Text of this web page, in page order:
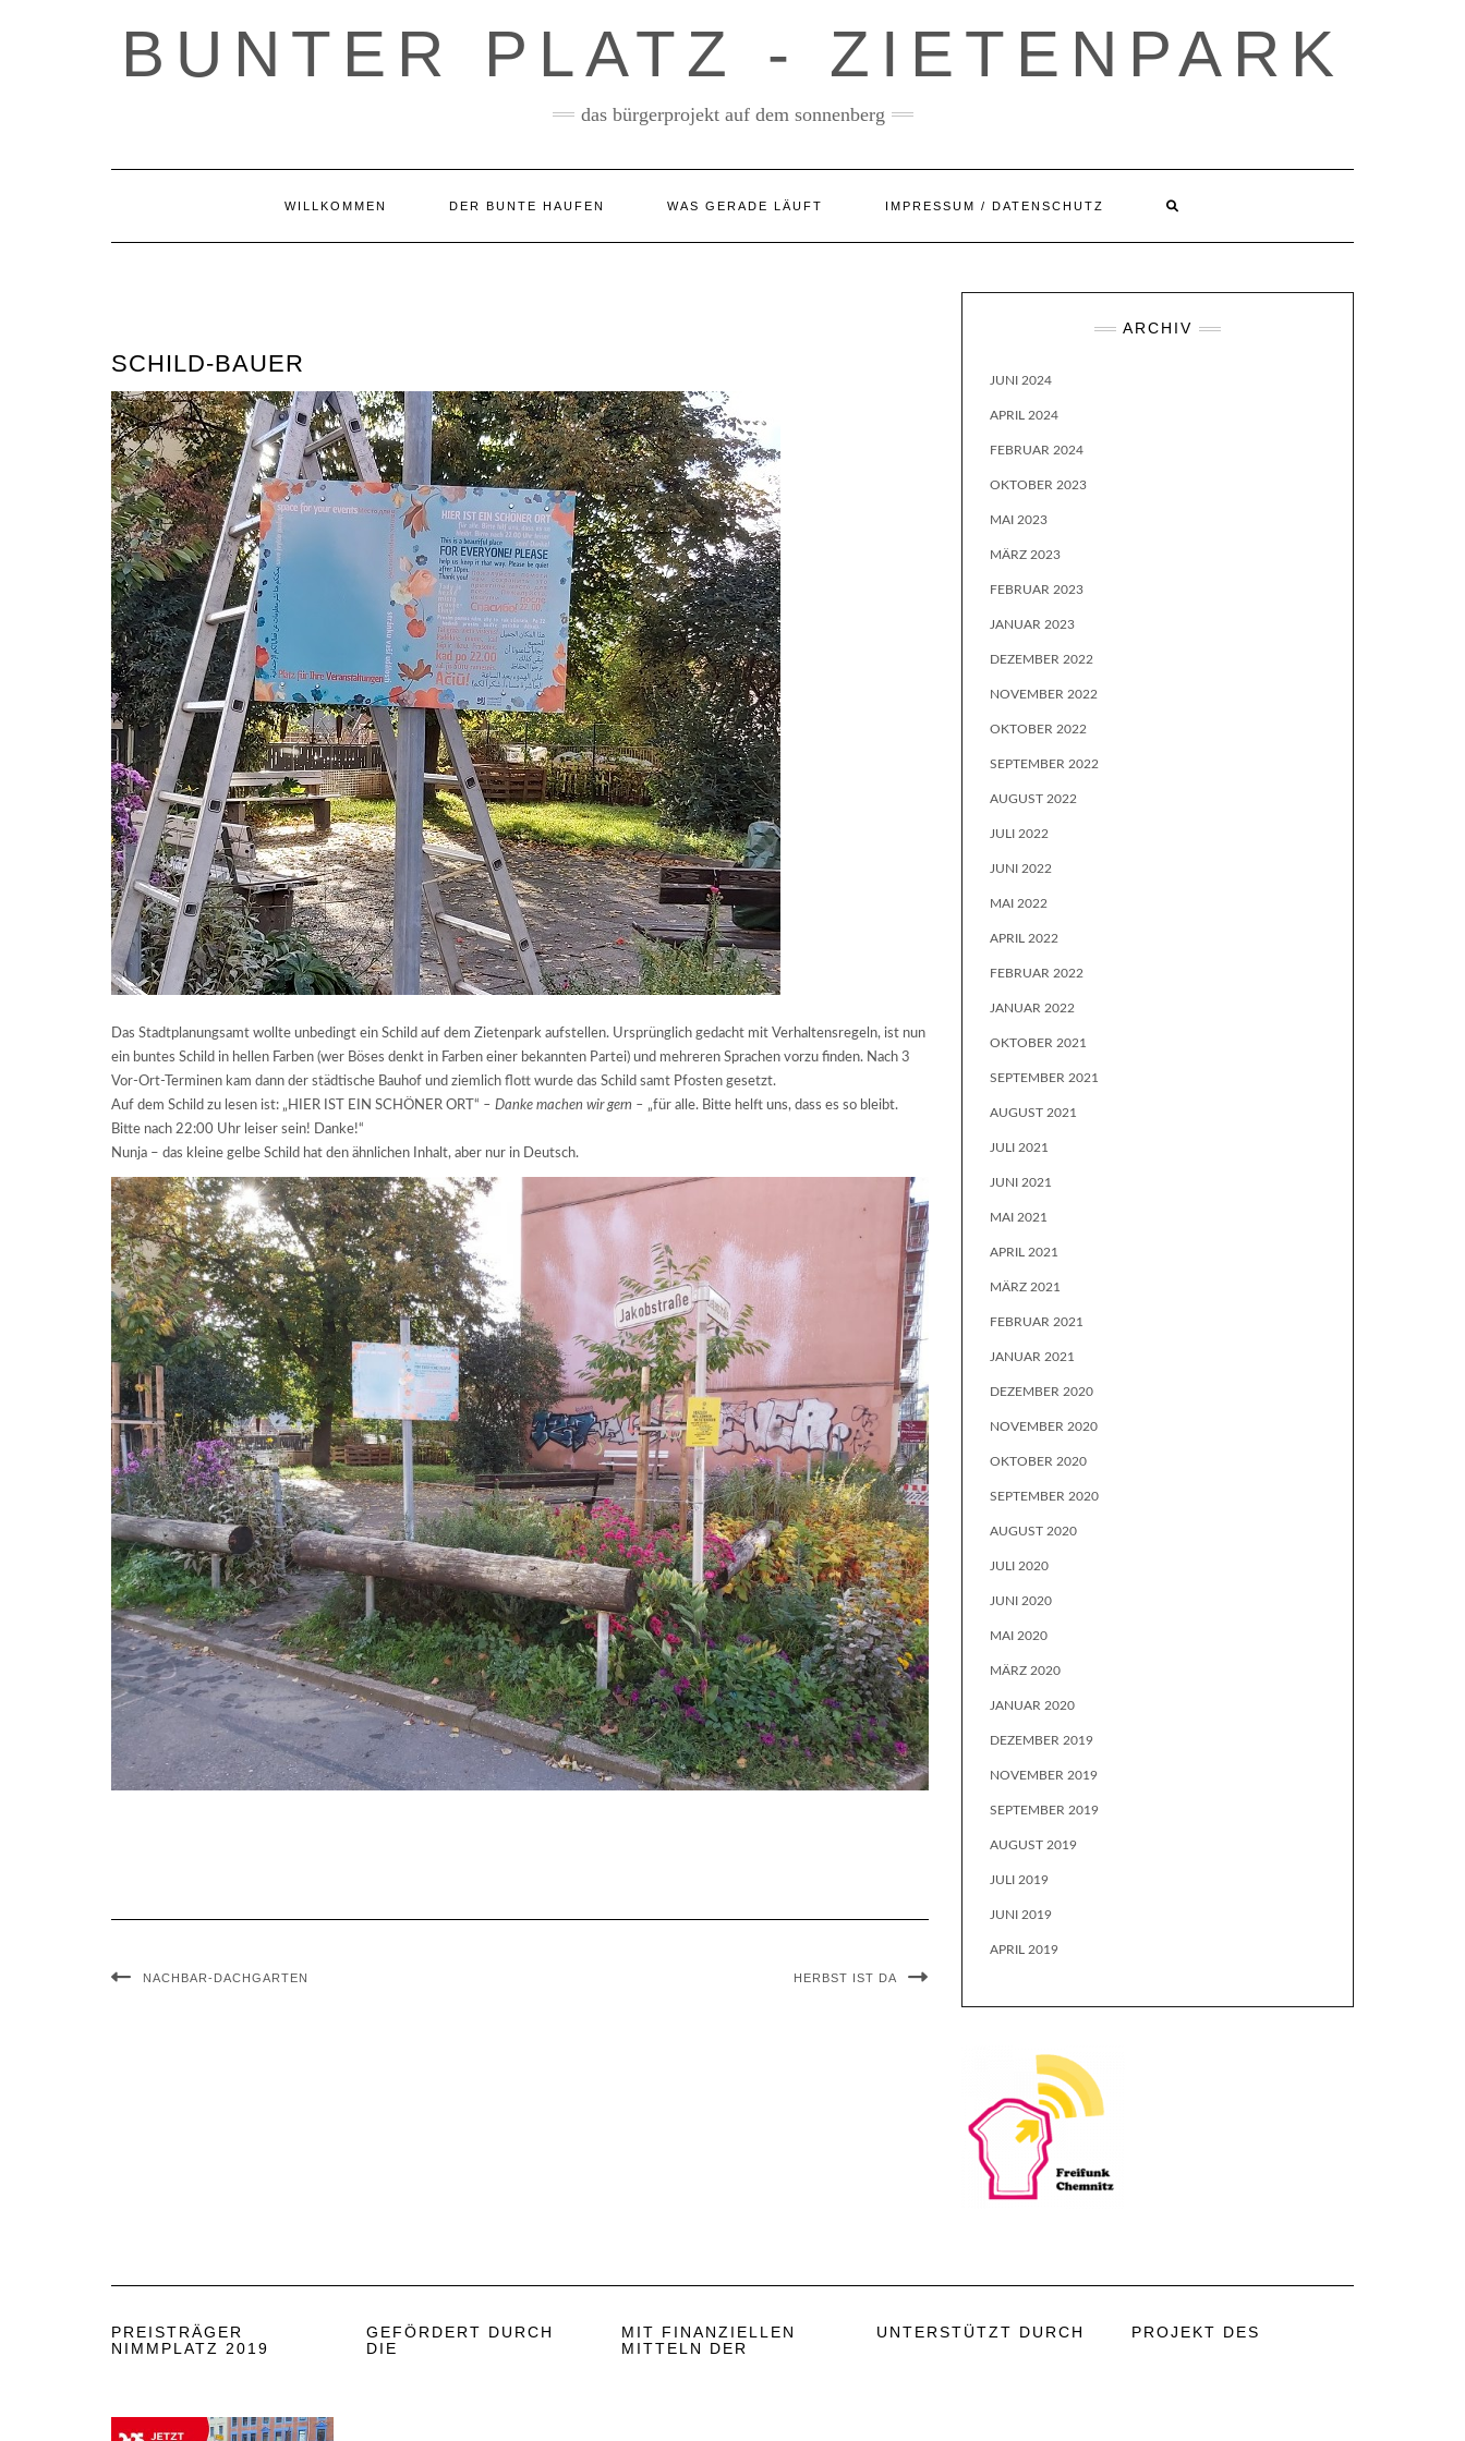
BUNTER PLATZ - ZIETENPARK
das bürgerprojekt auf dem sonnenberg
WILLKOMMEN DER BUNTE HAUFEN WAS GERADE LÄUFT IMPRESSUM / DATENSCHUTZ
SCHILD-BAUER
Das Stadtplanungsamt wollte unbedingt ein Schild auf dem Zietenpark aufstellen. Ursprünglich gedacht mit Verhaltensregeln, ist nun
ein buntes Schild in hellen Farben (wer Böses denkt in Farben einer bekannten Partei) und mehreren Sprachen vorzu finden. Nach 3
Vor-Ort-Terminen kam dann der städtische Bauhof und ziemlich flott wurde das Schild samt Pfosten gesetzt.
Auf dem Schild zu lesen ist: „HIER IST EIN SCHÖNER ORT“ – Danke machen wir gern – „für alle. Bitte helft uns, dass es so bleibt.
Bitte nach 22:00 Uhr leiser sein! Danke!“
Nunja – das kleine gelbe Schild hat den ähnlichen Inhalt, aber nur in Deutsch.
NACHBAR-DACHGARTEN HERBST IST DA
ARCHIV
JUNI 2024
APRIL 2024
FEBRUAR 2024
OKTOBER 2023
MAI 2023
MÄRZ 2023
FEBRUAR 2023
JANUAR 2023
DEZEMBER 2022
NOVEMBER 2022
OKTOBER 2022
SEPTEMBER 2022
AUGUST 2022
JULI 2022
JUNI 2022
MAI 2022
APRIL 2022
FEBRUAR 2022
JANUAR 2022
OKTOBER 2021
SEPTEMBER 2021
AUGUST 2021
JULI 2021
JUNI 2021
MAI 2021
APRIL 2021
MÄRZ 2021
FEBRUAR 2021
JANUAR 2021
DEZEMBER 2020
NOVEMBER 2020
OKTOBER 2020
SEPTEMBER 2020
AUGUST 2020
JULI 2020
JUNI 2020
MAI 2020
MÄRZ 2020
JANUAR 2020
DEZEMBER 2019
NOVEMBER 2019
SEPTEMBER 2019
AUGUST 2019
JULI 2019
JUNI 2019
APRIL 2019
PREISTRÄGER
NIMMPLATZ 2019
GEFÖRDERT DURCH
DIE
MIT FINANZIELLEN
MITTELN DER
UNTERSTÜTZT DURCH PROJEKT DES